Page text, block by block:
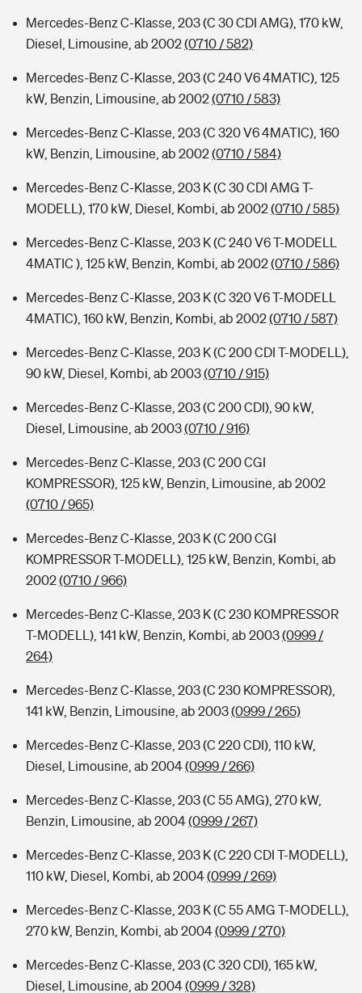
Mercedes-Benz C-Klasse, 203 (C 30 CDI AMG), 170 kW,
Diesel, Limousine, ab 2002(0710 / 582)
Mercedes-Benz C-Klasse, 203 (C 240 V6 4MATIC), 125
kW, Benzin, Limousine, ab 2002(0710 / 583)
Mercedes-Benz C-Klasse, 203 (C 320 V6 4MATIC), 160
kW, Benzin, Limousine, ab 2002(0710 / 584)
Mercedes-Benz C-Klasse, 203 K (C 30 CDI AMG T-
MODELL), 170 kW, Diesel, Kombi, ab 2002(0710 / 585)
Mercedes-Benz C-Klasse, 203 K (C 240 V6 T-MODELL
4MATIC ), 125 kW, Benzin, Kombi, ab 2002(0710 / 586)
Mercedes-Benz C-Klasse, 203 K (C 320 V6 T-MODELL
4MATIC), 160 kW, Benzin, Kombi, ab 2002(0710 / 587)
Mercedes-Benz C-Klasse, 203 K (C 200 CDI T-MODELL),
90 kW, Diesel, Kombi, ab 2003(0710 / 915)
Mercedes-Benz C-Klasse, 203 (C 200 CDI), 90 kW,
Diesel, Limousine, ab 2003(0710 / 916)
Mercedes-Benz C-Klasse, 203 (C 200 CGI
KOMPRESSOR), 125 kW, Benzin, Limousine, ab 2002
(0710 / 965)
Mercedes-Benz C-Klasse, 203 K (C 200 CGI
KOMPRESSOR T-MODELL), 125 kW, Benzin, Kombi, ab
2002(0710 / 966)
Mercedes-Benz C-Klasse, 203 K (C 230 KOMPRESSOR
T-MODELL), 141 kW, Benzin, Kombi, ab 2003(0999 /
264)
Mercedes-Benz C-Klasse, 203 (C 230 KOMPRESSOR),
141 kW, Benzin, Limousine, ab 2003(0999 / 265)
Mercedes-Benz C-Klasse, 203 (C 220 CDI), 110 kW,
Diesel, Limousine, ab 2004(0999 / 266)
Mercedes-Benz C-Klasse, 203 (C 55 AMG), 270 kW,
Benzin, Limousine, ab 2004(0999 / 267)
Mercedes-Benz C-Klasse, 203 K (C 220 CDI T-MODELL),
110 kW, Diesel, Kombi, ab 2004(0999 / 269)
Mercedes-Benz C-Klasse, 203 K (C 55 AMG T-MODELL),
270 kW, Benzin, Kombi, ab 2004(0999 / 270)
Mercedes-Benz C-Klasse, 203 (C 320 CDI), 165 kW,
Diesel, Limousine, ab 2004(0999 / 328)